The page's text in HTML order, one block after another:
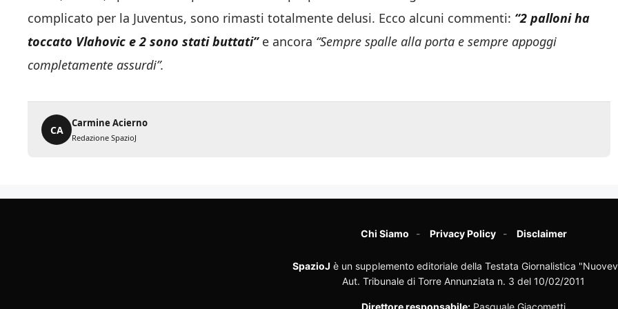
complicato per la Juventus, sono rimasti totalmente delusi. Ecco alcuni commenti: “2 palloni ha
toccato Vlahovic e 2 sono stati buttati”e ancora “Sempre spalle alla porta e sempre appoggi
completamente assurdi”.
CA
Carmine Acierno
Redazione SpazioJ
Chi Siamo Privacy Policy Disclaimer
SpazioJ è un supplemento editoriale della Testata Giornalistica
Aut. Tribunale di Torre Annunziata n. 3 del 10/02/2011
Direttore responsabile: Pasquale Giacometti